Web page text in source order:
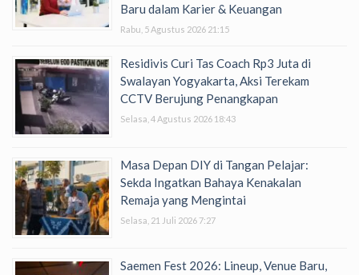
Baru dalam Karier & Keuangan
Rabu, 5 Agustus 2026 21:15
Residivis Curi Tas Coach Rp3 Juta di
Swalayan Yogyakarta, Aksi Terekam
CCTV Berujung Penangkapan
Selasa, 4 Agustus 2026 18:43
Masa Depan DIY di Tangan Pelajar:
Sekda Ingatkan Bahaya Kenakalan
Remaja yang Mengintai
Selasa, 21 Juli 2026 7:27
Saemen Fest 2026: Lineup, Venue Baru,